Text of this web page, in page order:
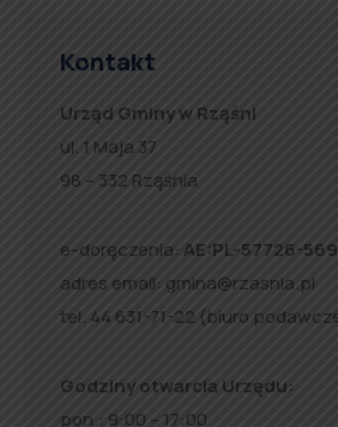
Kontakt
Urząd Gminy w Rząśni
ul. 1 Maja 37
98 – 332 Rząśnia
e-doręczenia: AE:PL-57726-
adres email: gmina@rzasnia.pl
tel. 44 631-71-22 (biuro
Godziny otwarcia Urzędu:
pon.: 9:00 – 17:00